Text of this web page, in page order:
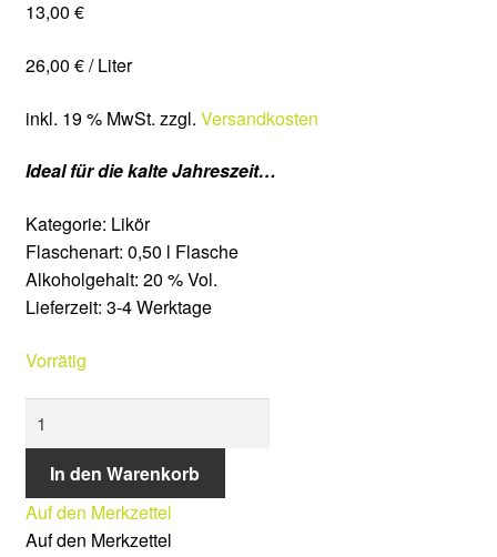
Veranstaltungen
Shop
Mein Konto
Warenkorb
Kasse
Lieferung & Versand
Widerrufsbelehrung
Vertrag widerrufen
13,00 €
26,00 €/Liter
inkl. 19 % MwSt. zzgl. Versandkosten
Ideal für die kalte Jahreszeit…
Kategorie: Likör
Flaschenart: 0,50 l Flasche
Alkoholgehalt: 20 % Vol.
Lieferzeit: 3-4 Werktage
Vorrätig
Menge
In den Warenkorb
Auf den Merkzettel
Auf den Merkzettel